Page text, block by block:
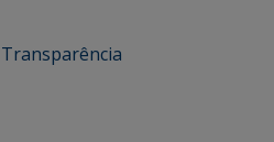
Transparência